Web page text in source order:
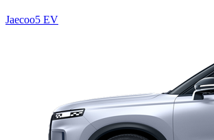
Jaecoo5 EV